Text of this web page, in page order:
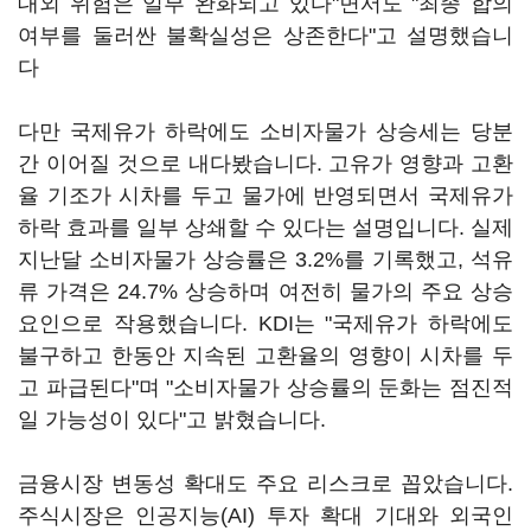
여부를 둘러싼 불확실성은 상존한다"고 설명했습니
다
다만 국제유가 하락에도 소비자물가 상승세는 당분
간 이어질 것으로 내다봤습니다. 고유가 영향과 고환
율 기조가 시차를 두고 물가에 반영되면서 국제유가
하락 효과를 일부 상쇄할 수 있다는 설명입니다. 실제
지난달 소비자물가 상승률은 3.2%를 기록했고, 석유
류 가격은 24.7% 상승하며 여전히 물가의 주요 상승
요인으로 작용했습니다. KDI는 "국제유가 하락에도
불구하고 한동안 지속된 고환율의 영향이 시차를 두
고 파급된다"며 "소비자물가 상승률의 둔화는 점진적
일 가능성이 있다"고 밝혔습니다.
금융시장 변동성 확대도 주요 리스크로 꼽았습니다.
주식시장은 인공지능(AI) 투자 확대 기대와 외국인